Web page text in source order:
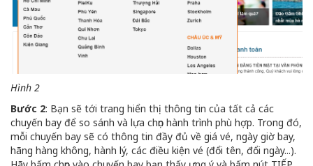
Hình 2
Bước 2: Bạn sẽ tới trang hiển thị thông tin của tất cả các
chuyến bay để so sánh và lựa chọn hành trình phù hợp. Trong đó,
mỗi chuyến bay sẽ có thông tin đầy đủ về giá vé, ngày giờ bay,
hãng hàng không, hành lý, các điều kiện vé (đổi tên, đổi ngày...).